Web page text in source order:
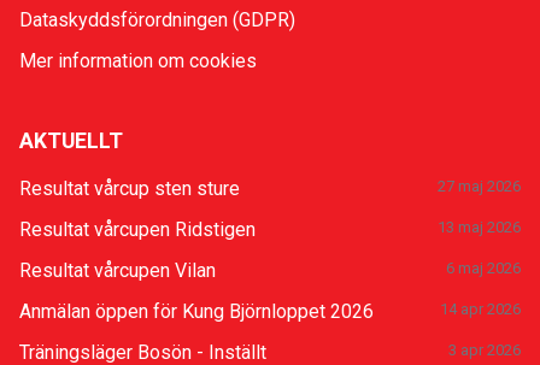
Dataskyddsförordningen (GDPR)
Mer information om cookies
AKTUELLT
Resultat vårcup sten sture 27 maj 2026
Resultat vårcupen Ridstigen 13 maj 2026
Resultat vårcupen Vilan 6 maj 2026
Anmälan öppen för Kung Björnloppet 2026 14 apr 2026
Träningsläger Bosön - Inställt 3 apr 2026